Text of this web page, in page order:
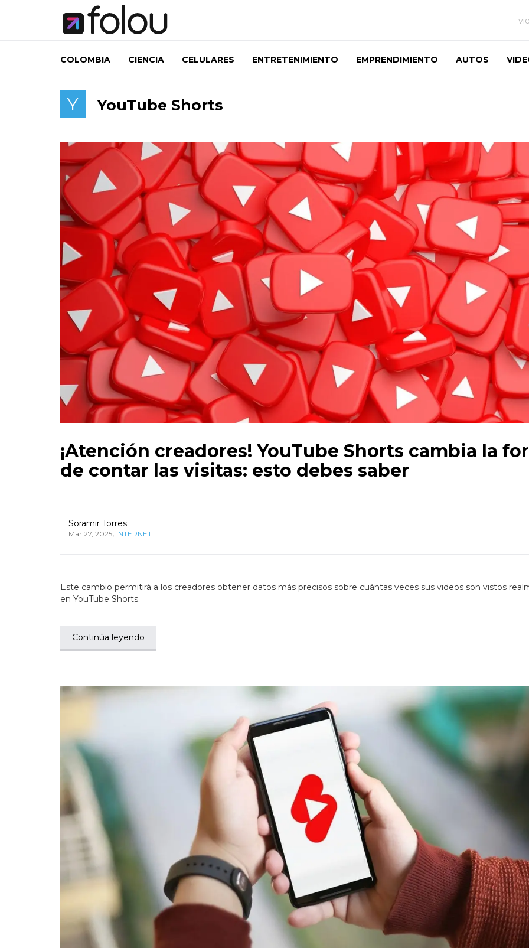
COLOMBIA CIENCIA CELULARES ENTRETENIMIENTO EMPRENDIMIENTO AUTOS
Y YouTube Shorts
¡Atención creadores! YouTube Shorts cambia la
de contar las visitas: esto debes saber
Soramir Torres
Mar 27, 2025, INTERNET
Este cambio permitirá a los creadores obtener datos más precisos sobre cuántas veces sus videos son vistos
en YouTube Shorts.
Continúa leyendo